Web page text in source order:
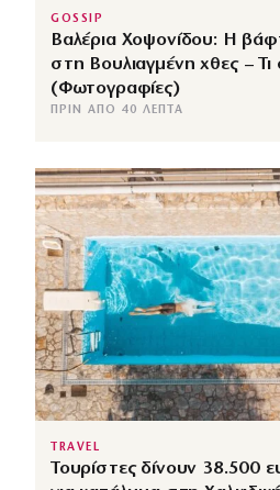
GOSSIP
Βαλέρια Χοψονίδου: Η
στη Βουλιαγμένη χθες –
(Φωτογραφίες)
ΠΡΙΝ ΑΠΌ 40 ΛΕΠΤΆ
TRAVEL
Τουρίστες δίνουν 38.500